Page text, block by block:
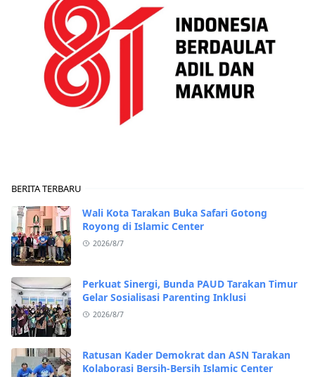
BERITA TERBARU
Wali Kota Tarakan Buka Safari Gotong
Royong di Islamic Center
2026/8/7
Perkuat Sinergi, Bunda PAUD Tarakan Timur
Gelar Sosialisasi Parenting Inklusi
2026/8/7
Ratusan Kader Demokrat dan ASN Tarakan
Kolaborasi Bersih-Bersih Islamic Center